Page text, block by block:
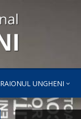
RAIONUL UNGHENI